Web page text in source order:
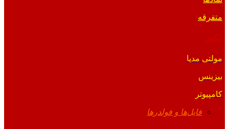
متفرقه
مولتی مدیا
بیزینس
کامپیوتر
فایل‌ها و فولدرها